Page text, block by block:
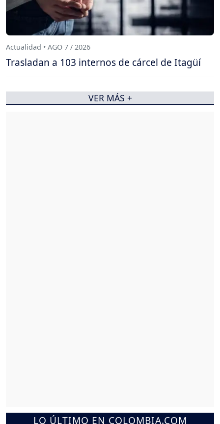
LO ÚLTIMO EN COLOMBIA.COM
Actualidad • AGO 7 / 2026
Trasladan a 103 internos de cárcel de Itagüí
VER MÁS +